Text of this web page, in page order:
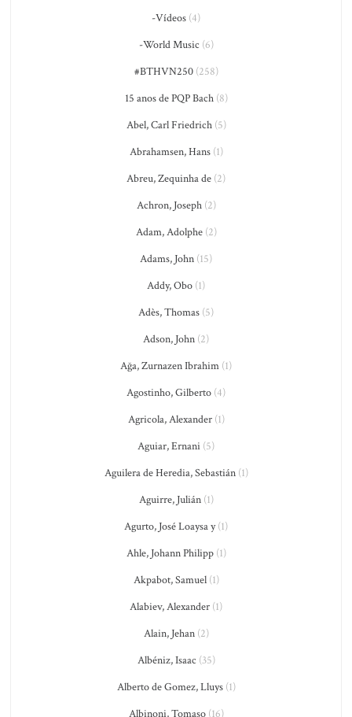
-Vídeos (4)
-World Music (6)
#BTHVN250(258)
15 anos de PQP Bach(8)
Abel, Carl Friedrich(5)
Abrahamsen, Hans(1)
Abreu, Zequinha de (2)
Achron, Joseph(2)
Adam, Adolphe(2)
Adams, John (15)
Addy, Obo (1)
Adès, Thomas (5)
Adson, John (2)
Ağa, Zurnazen Ibrahim (1)
Agostinho, Gilberto (4)
Agricola, Alexander(1)
Aguiar, Ernani (5)
Aguilera de Heredia, Sebastián(1)
Aguirre, Julián(1)
Agurto, José Loaysa y(1)
Ahle, Johann Philipp(1)
Akpabot, Samuel(1)
Alabiev, Alexander (1)
Alain, Jehan(2)
Albéniz, Isaac (35)
Alberto de Gomez, Lluys(1)
Albinoni, Tomaso(16)